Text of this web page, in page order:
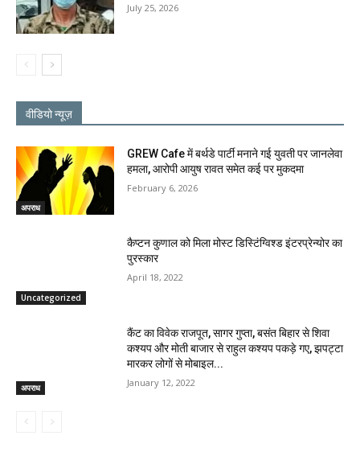
July 25, 2026
वीडियो न्यूज़
अपराध
GREW Cafe में बर्थडे पार्टी मनाने गई युवती पर जानलेवा
हमला, आरोपी आयुष रावत समेत कई पर मुकदमा
February 6, 2026
Uncategorized
कैप्टन कुणाल को मिला मोस्ट डिस्टिंग्विश्ड इंटरप्रेन्योर का
पुरस्कार
April 18, 2022
अपराध
कैंट का विवेक राजपूत, सागर गुप्ता, बसंत बिहार से शिवा
कश्यप और मोती बाजार से राहुल कश्यप पकड़े गए, झपट्टा
मारकर लोगों से मोबाइल...
January 12, 2022